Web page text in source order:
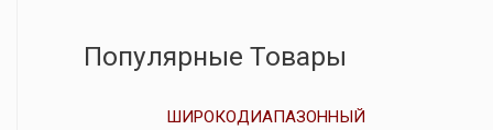
Популярные Товары
ШИРОКОДИАПАЗОННЫЙ